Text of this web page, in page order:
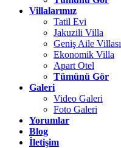
Villalarımız
Tatil Evi
Jakuzili Villa
Geniş Aile Villası
Ekonomik Villa
Apart Otel
Tümünü Gör
Galeri
Video Galeri
Foto Galeri
Yorumlar
Blog
İletişim